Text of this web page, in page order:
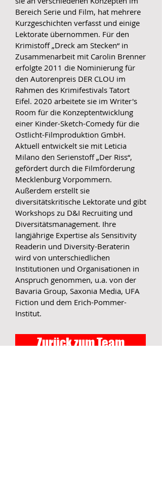
Bereich Serie und Film, hat mehrere
Kurzgeschichten verfasst und einige
Lektorate übernommen. Für den
Krimistoff „Dreck am Stecken“ in
Zusammenarbeit mit Carolin Brenner
erfolgte 2011 die Nominierung für
den Autorenpreis DER CLOU im
Rahmen des Krimifestivals Tatort
Eifel. 2020 arbeitete sie im Writer's
Room für die Konzeptentwicklung
einer Kinder-Sketch-Comedy für die
Ostlicht-Filmproduktion GmbH.
Aktuell entwickelt sie mit Leticia
Milano den Serienstoff „Der Riss“,
gefördert durch die Filmförderung
Mecklenburg Vorpommern.
Außerdem erstellt sie
diversitätskritische Lektorate und gibt
Workshops zu D&I Recruiting und
Diversitätsmanagement. Ihre
langjährige Expertise als Sensitivity
Readerin und Diversity-Beraterin
wird von unterschiedlichen
Institutionen und Organisationen in
Anspruch genommen, u.a. von der
Bavaria Group, Saxonia Media, UFA
Fiction und dem Erich-Pommer-
Institut.
Zurück zum Team